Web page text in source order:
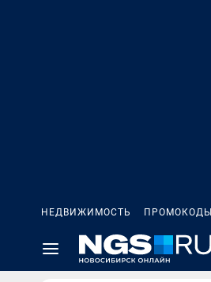
НЕДВИЖИМОСТЬ ПРОМОКОДЫ